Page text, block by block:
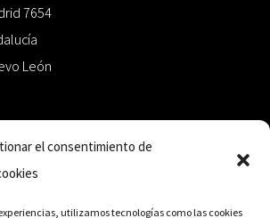
el consentimiento de
utilizamos tecnologías como las cookies
7654
León